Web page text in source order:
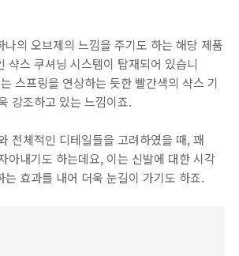
나의 오브제의 느낌을 주기도 하는 해당 제품
샥스 쿠셔닝 시스템이 탑재되어 있습니
스프링을 연상하는 듯한 빨간색의 샥스 기
강조하고 있는 느낌이죠.
전체적인 디테일들을 고려하였을 때, 꽤
아내기도 하는데요, 이는 신발에 대한 시각
는 효과를 내어 더욱 눈길이 가기도 하죠.